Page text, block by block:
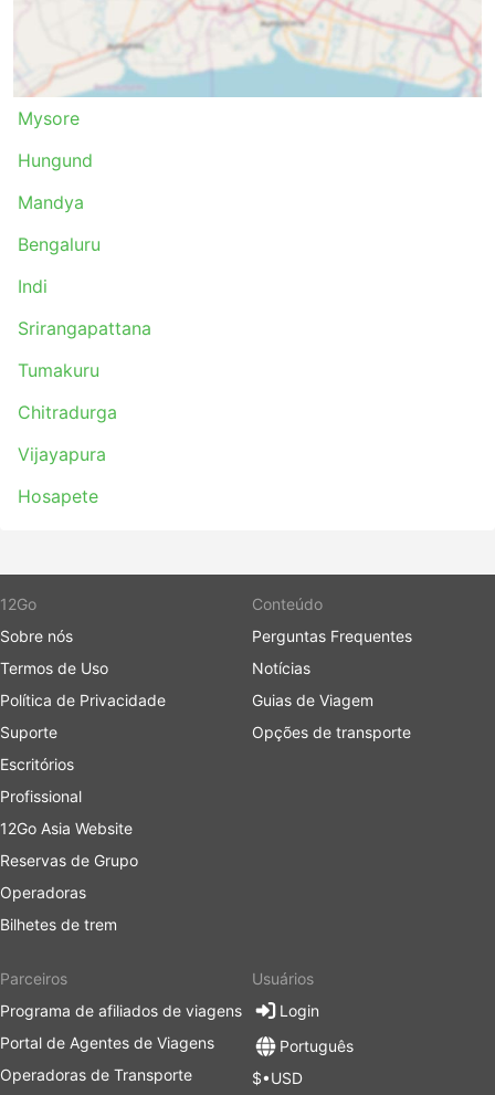
Mysore
Hungund
Mandya
Bengaluru
Indi
Srirangapattana
Tumakuru
Chitradurga
Vijayapura
Hosapete
12Go
Sobre nós
Termos de Uso
Política de Privacidade
Suporte
Escritórios
Profissional
12Go Asia Website
Reservas de Grupo
Operadoras
Bilhetes de trem
Conteúdo
Perguntas Frequentes
Notícias
Guias de Viagem
Opções de transporte
Parceiros
Programa de afiliados de viagens
Portal de Agentes de Viagens
Operadoras de Transporte
Usuários
Login
Português
$•USD